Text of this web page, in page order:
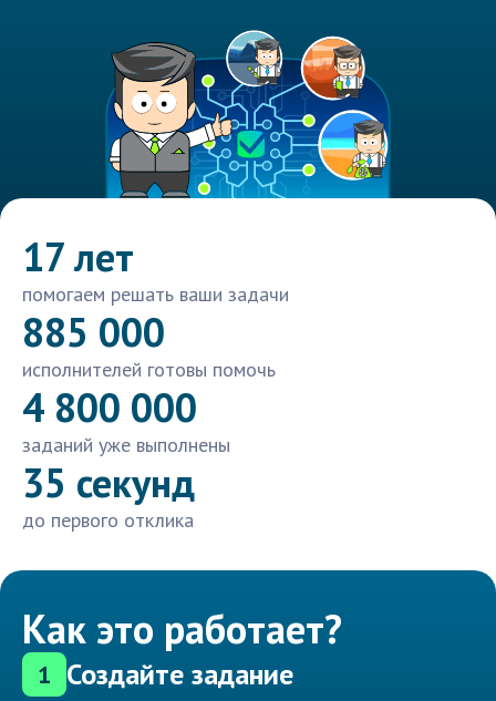
17 лет
помогаем решать ваши задачи
885 000
исполнителей готовы помочь
4 800 000
заданий уже выполнены
35 секунд
до первого отклика
Как это работает?
1 Создайте задание